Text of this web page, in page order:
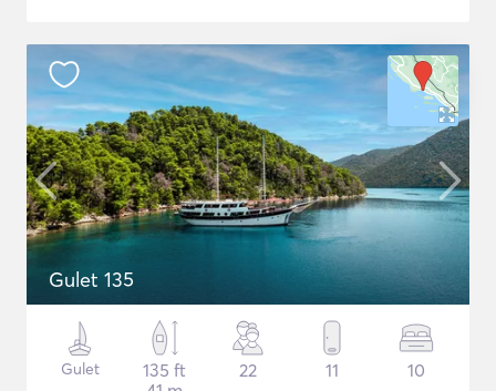
Gulet 135
Gulet
135 ft
22 11 10